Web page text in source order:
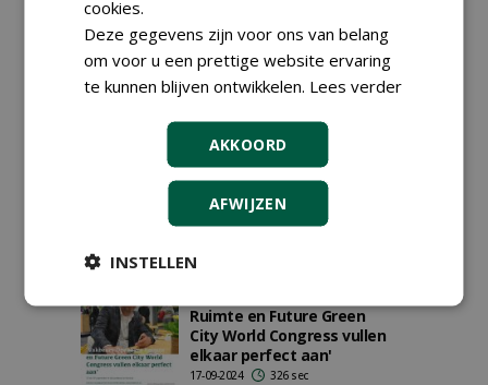
24-02-2025 176 sec
Te veel water
Ruimte en Future Green
City World Congress vullen
elkaar perfect aan'
17-09-2024 326 sec
cookies.
Deze gegevens zijn voor ons van belang
om voor u een prettige website ervaring
te kunnen blijven ontwikkelen. Lees verder
AKKOORD
AFWIJZEN
INSTELLEN